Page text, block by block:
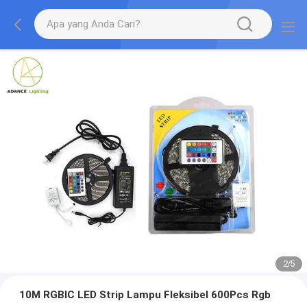
2/5
10M RGBIC LED Strip Lampu Fleksibel 600Pcs Rgb